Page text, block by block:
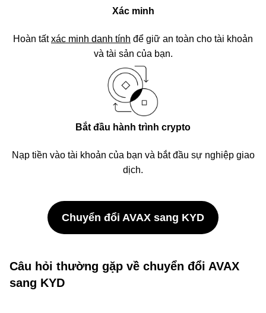
Xác minh
Hoàn tấtxác minh danh tính để giữ an toàn cho tài khoản
và tài sản của bạn.
Bắt đầu hành trình crypto
Nạp tiền vào tài khoản của bạn và bắt đầu sự nghiệp giao
dịch.
Chuyển đổi AVAX sang KYD
Câu hỏi thường gặp về chuyển đổi AVAX
sang KYD